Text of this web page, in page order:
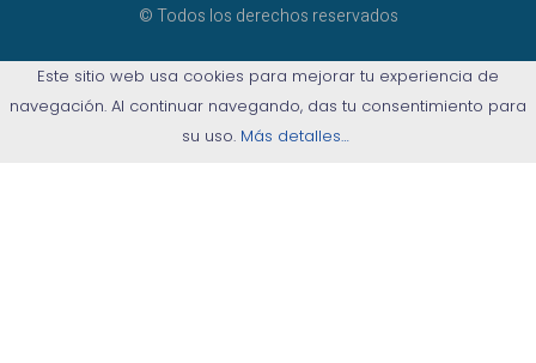
© Todos los derechos reservados
Este sitio web usa cookies para mejorar tu experiencia de
navegación. Al continuar navegando, das tu consentimiento para
su uso. Más detalles…